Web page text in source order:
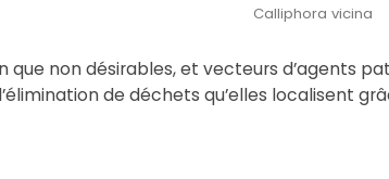
Calliphora vicina
que non désirables, et vecteurs d’agents
de déchets qu’elles localisent